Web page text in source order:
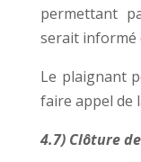
permettant
serait informé
Le plaignant
faire appel de
4.7) Clôture